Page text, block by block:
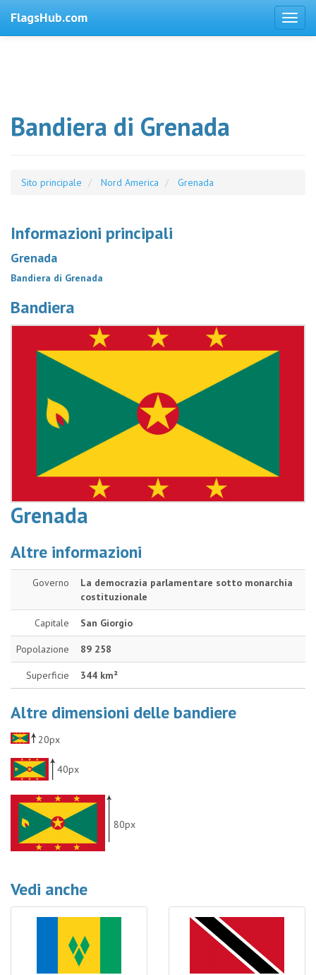
FlagsHub.com
Bandiera di Grenada
Sito principale Nord America Grenada
Informazioni principali
Grenada
Bandiera di Grenada
Bandiera
Grenada
Altre informazioni
Governo
La democrazia parlamentare sotto monarchia
costituzionale
Capitale San Giorgio
Popolazione 89 258
Superficie 344 km²
Altre dimensioni delle bandiere
20px
40px
80px
Vedi anche